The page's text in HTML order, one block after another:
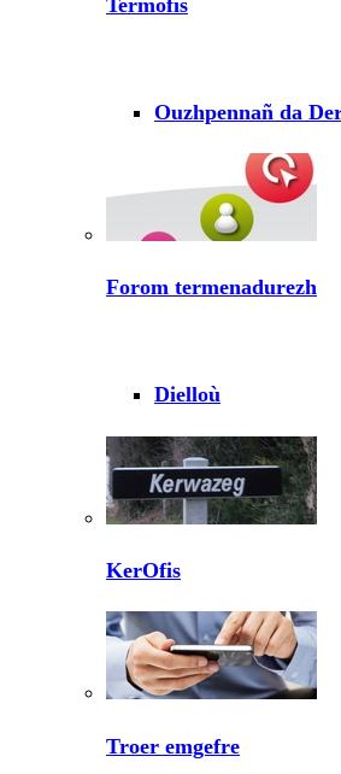
Ouzhpennañ da
Forom termenadurezh
Dielloù
KerOfis
Troer emgefre